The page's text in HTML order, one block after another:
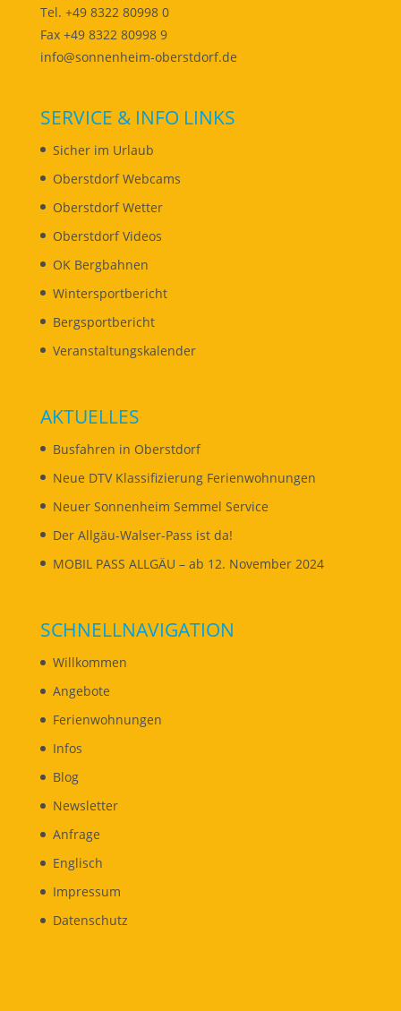
Tel. +49 8322 80998 0
Fax +49 8322 80998 9
info@sonnenheim-oberstdorf.de
SERVICE & INFO LINKS
Sicher im Urlaub
Oberstdorf Webcams
Oberstdorf Wetter
Oberstdorf Videos
OK Bergbahnen
Wintersportbericht
Bergsportbericht
Veranstaltungskalender
AKTUELLES
Busfahren in Oberstdorf
Neue DTV Klassifizierung Ferienwohnungen
Neuer Sonnenheim Semmel Service
Der Allgäu-Walser-Pass ist da!
MOBIL PASS ALLGÄU – ab 12. November 2024
SCHNELLNAVIGATION
Willkommen
Angebote
Ferienwohnungen
Infos
Blog
Newsletter
Anfrage
Englisch
Impressum
Datenschutz